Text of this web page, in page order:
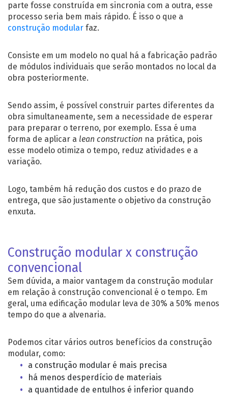
parte fosse construída em sincronia com a outra, esse
processo seria bem mais rápido. É isso o que a
construção modular faz.
Consiste em um modelo no qual há a fabricação padrão
de módulos individuais que serão montados no local da
obra posteriormente.
Sendo assim, é possível construir partes diferentes da
obra simultaneamente, sem a necessidade de esperar
para preparar o terreno, por exemplo. Essa é uma
forma de aplicar a lean construction na prática, pois
esse modelo otimiza o tempo, reduz atividades e a
variação.
Logo, também há redução dos custos e do prazo de
entrega, que são justamente o objetivo da construção
enxuta.
Construção modular x construção
convencional
Sem dúvida, a maior vantagem da construção modular
em relação à construção convencional é o tempo. Em
geral, uma edificação modular leva de 30% a 50% menos
tempo do que a alvenaria.
Podemos citar vários outros benefícios da construção
modular, como:
a construção modular é mais precisa
há menos desperdício de materiais
a quantidade de entulhos é inferior quando